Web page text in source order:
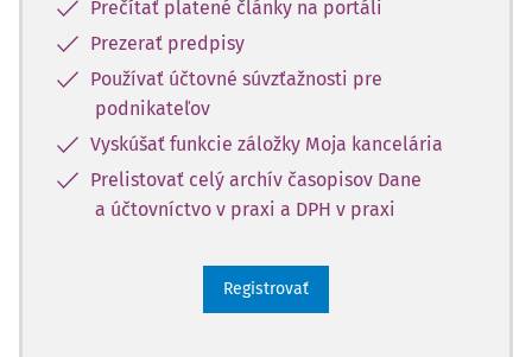
Prečítať platené články na portáli
Prezerať predpisy
Používať účtovné súvzťažnosti pre
podnikateľov
Vyskúšať funkcie záložky Moja kancelária
Prelistovať celý archív časopisov Dane
a účtovníctvo v praxi a DPH v praxi
Registrovať